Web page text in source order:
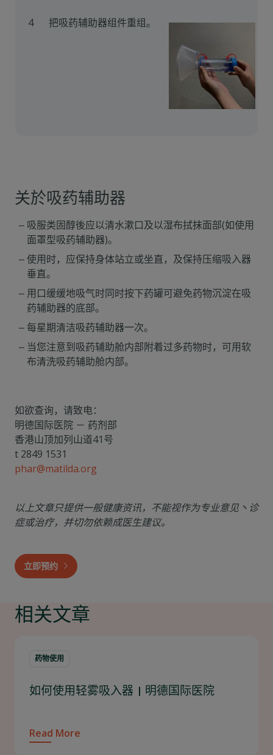
4 把吸药辅助器组件重组。
关於吸药辅助器
吸服类固醇後应以清水漱口及以湿布拭抹面部(如使用
面罩型吸药辅助器)。
使用时，应保持身体站立或坐直，及保持压缩吸入器
垂直。
用口缓缓地吸气时同时按下药罐可避免药物沉淀在吸
药辅助器的底部。
每星期清洁吸药辅助器一次。
当您注意到吸药辅助舱内部附着过多药物时，可用软
布清洗吸药辅助舱内部。
如欲查询，请致电：
明德国际医院 － 药剂部
香港山顶加列山道41号
t 2849 1531
phar@matilda.org
以上文章只提供一般健康资讯，不能视作为专业意见丶诊
症或治疗，并切勿依赖成医生建议。
立即预约
相关文章
药物使用
如何使用轻雾吸入器 | 明德国际医院
Read More